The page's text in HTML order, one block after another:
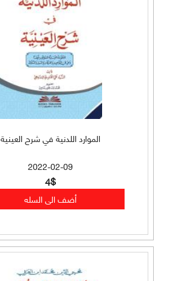
الموارد اللدنية في شرح العينية
2022-02-09
4$